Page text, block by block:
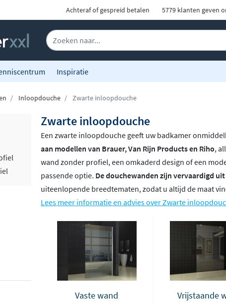
Achteraf of gespreid betalen 5779 klanten geven
Inspiratie
Inloopdouche Zwarte inloopdouche
Zwarte inloopdouche
Een zwarte inloopdouche geeft uw badkamer
aan modellen van Brauer, Van Rijn Products en Riho,
wand zonder profiel, een omkaderd design of een
passende optie. De douchewanden zijn vervaardigd
uiteenlopende breedtematen, zodat u altijd de maat
Lees meer informatie en advies over Zwarte
Vaste wand Vrijstaande